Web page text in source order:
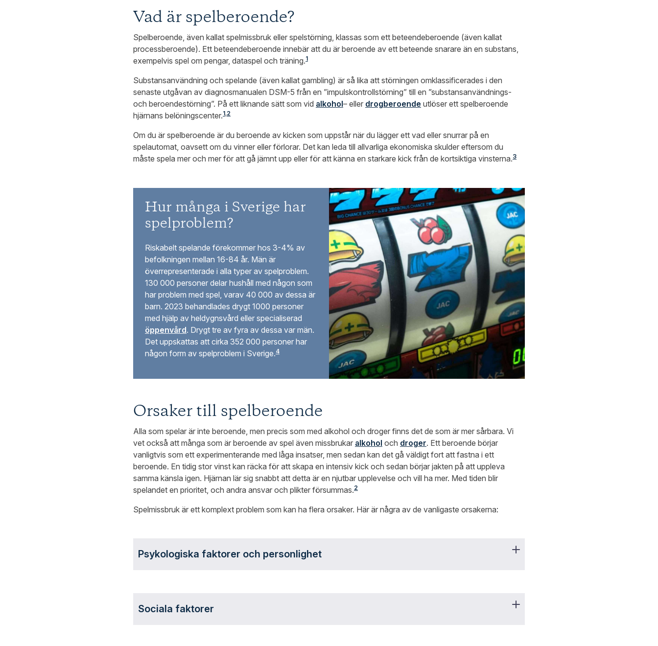
Vad är spelberoende?
Spelberoende, även kallat spelmissbruk eller spelstörning, klassas som ett beteendeberoende (även kallat
processberoende). Ett beteendeberoende innebär att du är beroende av ett beteende snarare än en substans,
exempelvis spel om pengar, dataspel och träning.1
Substansanvändning och spelande (även kallat gambling) är så lika att störningen omklassificerades i den
senaste utgåvan av diagnosmanualen DSM-5 från en ”impulskontrollstörning” till en ”substansanvändnings-
och beroendestörning”. På ett liknande sätt som vid alkohol– eller drogberoende utlöser ett spelberoende
hjärnans belöningscenter.1,2
Om du är spelberoende är du beroende av kicken som uppstår när du lägger ett vad eller snurrar på en
spelautomat, oavsett om du vinner eller förlorar. Det kan leda till allvarliga ekonomiska skulder eftersom du
måste spela mer och mer för att gå jämnt upp eller för att känna en starkare kick från de kortsiktiga vinsterna.3
Hur många i Sverige har
spelproblem?
Riskabelt spelande förekommer hos 3-4% av
befolkningen mellan 16-84 år. Män är
överrepresenterade i alla typer av spelproblem.
130 000 personer delar hushåll med någon som
har problem med spel, varav 40 000 av dessa är
barn. 2023 behandlades drygt 1000 personer
med hjälp av heldygnsvård eller specialiserad
öppenvård. Drygt tre av fyra av dessa var män.
Det uppskattas att cirka 352 000 personer har
någon form av spelproblem i Sverige.4
Orsaker till spelberoende
Alla som spelar är inte beroende, men precis som med alkohol och droger finns det de som är mer sårbara. Vi
vet också att många som är beroende av spel även missbrukar alkohol och droger. Ett beroende börjar
vanligtvis som ett experimenterande med låga insatser, men sedan kan det gå väldigt fort att fastna i ett
beroende. En tidig stor vinst kan räcka för att skapa en intensiv kick och sedan börjar jakten på att uppleva
samma känsla igen. Hjärnan lär sig snabbt att detta är en njutbar upplevelse och vill ha mer. Med tiden blir
spelandet en prioritet, och andra ansvar och plikter försummas.2
Spelmissbruk är ett komplext problem som kan ha flera orsaker. Här är några av de vanligaste orsakerna:
Psykologiska faktorer och personlighet
Sociala faktorer